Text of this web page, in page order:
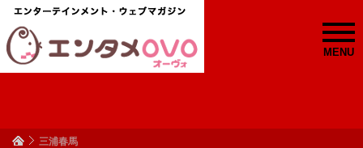
MENU
三浦春馬